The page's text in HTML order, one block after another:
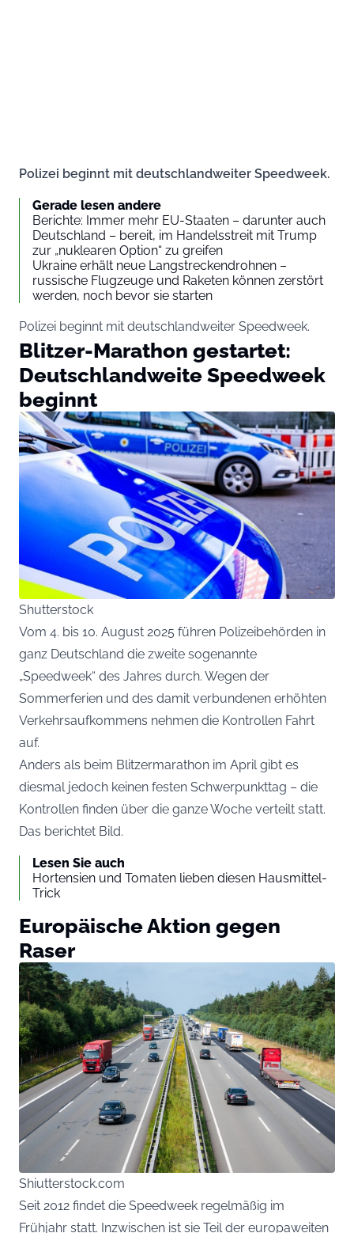
Polizei beginnt mit deutschlandweiter Speedweek.
Gerade lesen andere
Berichte: Immer mehr EU-Staaten – darunter auch
Deutschland – bereit, im Handelsstreit mit Trump
zur „nuklearen Option“ zu greifen
Ukraine erhält neue Langstreckendrohnen –
russische Flugzeuge und Raketen können zerstört
werden, noch bevor sie starten
Polizei beginnt mit deutschlandweiter Speedweek.
Blitzer-Marathon gestartet:
Deutschlandweite Speedweek
beginnt
Shutterstock
Vom 4. bis 10. August 2025 führen Polizeibehörden in
ganz Deutschland die zweite sogenannte
„Speedweek“ des Jahres durch. Wegen der
Sommerferien und des damit verbundenen erhöhten
Verkehrsaufkommens nehmen die Kontrollen Fahrt
auf.
Anders als beim Blitzermarathon im April gibt es
diesmal jedoch keinen festen Schwerpunkttag – die
Kontrollen finden über die ganze Woche verteilt statt.
Das berichtet Bild.
Lesen Sie auch
Hortensien und Tomaten lieben diesen Hausmittel-
Trick
Europäische Aktion gegen
Raser
Shiutterstock.com
Seit 2012 findet die Speedweek regelmäßig im
Frühjahr statt. Inzwischen ist sie Teil der europaweiten